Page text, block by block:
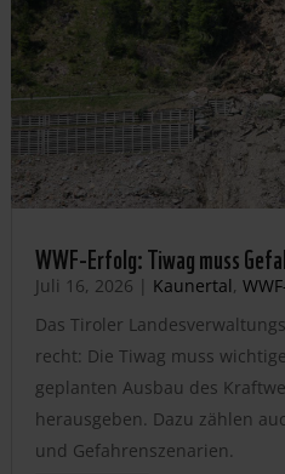
WWF-Erfolg: Tiwag muss
Juli 16, 2026 | Kaunertal,
Das Tiroler
recht: Die Tiwag muss
geplanten Ausbau des
herausgeben. Dazu zählen
und Gefahrenszenarien.